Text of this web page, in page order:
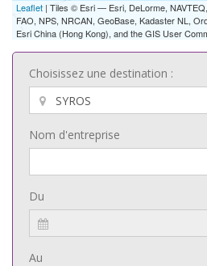
Leaflet | Tiles © Esri — Esri, DeLorme,
FAO, NPS, NRCAN, GeoBase, Kadaster NL,
Esri China (Hong Kong), and the GIS User
Choisissez une destination :
Nom d'entreprise
Du
Au